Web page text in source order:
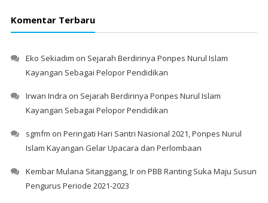
Komentar Terbaru
Eko Sekiadim on Sejarah Berdirinya Ponpes Nurul Islam
Kayangan Sebagai Pelopor Pendidikan
Irwan Indra on Sejarah Berdirinya Ponpes Nurul Islam
Kayangan Sebagai Pelopor Pendidikan
sgmfm on Peringati Hari Santri Nasional 2021, Ponpes Nurul
Islam Kayangan Gelar Upacara dan Perlombaan
Kembar Mulana Sitanggang, Iron PBB Ranting Suka Maju Susun
Pengurus Periode 2021-2023